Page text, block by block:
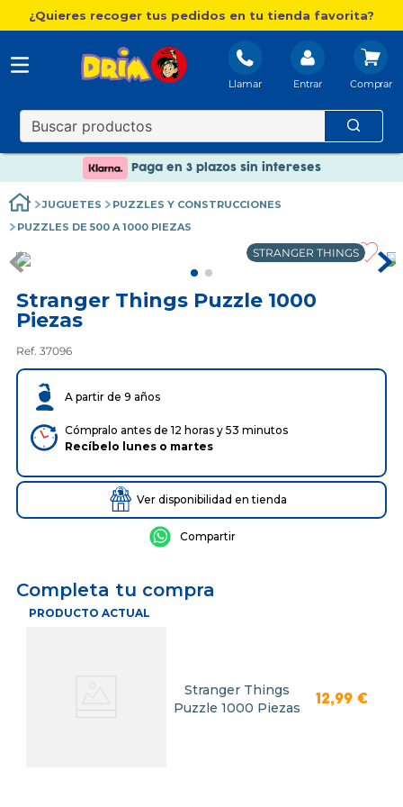
¿Quieres recoger tus pedidos en tu tienda favorita?
Llamar Entrar
Nuevo catálogo Aire Libre
Envío gratis. A partir de 60€(excepto Baleares)
Paga en 3 plazos sin intereses
Paga en 3 plazos sin intereses
JUGUETES
PUZZLES Y CONSTRUCCIONES
PUZZLES DE 500 A 1000 PIEZAS
STRANGER THINGS
Stranger Things Puzzle 1000
Piezas
Ref. 37096
A partir de 9 años
Cómpralo antes de 12 horas y 53 minutos
Recíbelo lunes o martes
Ver disponibilidad en tienda
Completa tu compra
PRODUCTO ACTUAL
Stranger Things
Puzzle 1000 Piezas
12,99 €